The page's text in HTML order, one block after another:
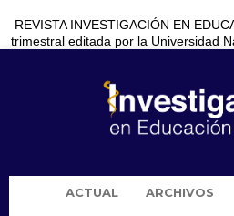
REVISTA INVESTIGACIÓN EN
trimestral editada por la Universidad
ACTUAL ARCHIVOS